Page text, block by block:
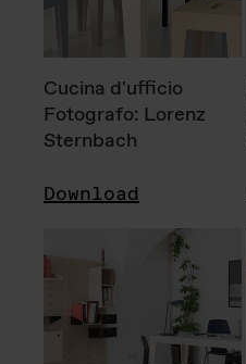
Cucina d'ufficio
Fotografo: Lorenz
Sternbach
Download